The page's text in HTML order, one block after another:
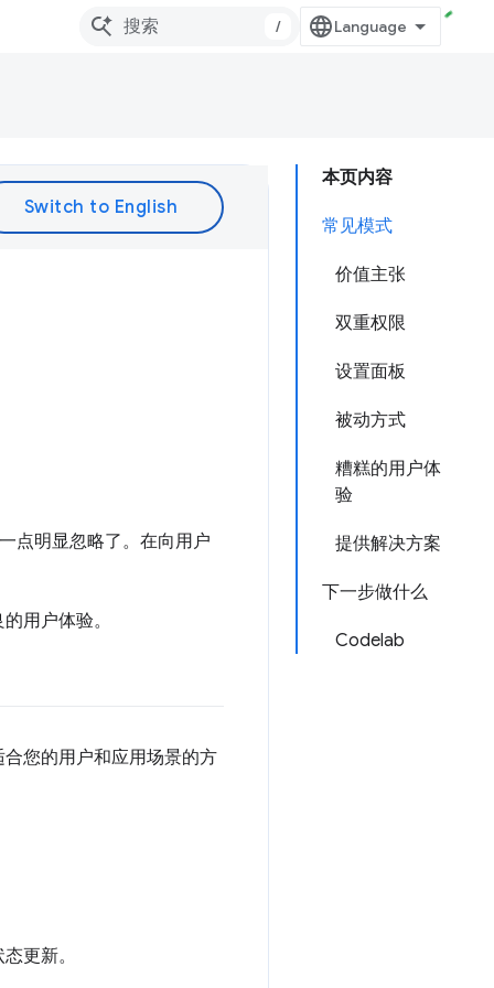
/
本页内容
常见模式
价值主张
双重权限
设置面板
被动方式
糟糕的用户体
验
提供解决方案
下一步做什么
Codelab
点明显忽略了。在向用户
用户体验。
您的用户和应用场景的方
更新。